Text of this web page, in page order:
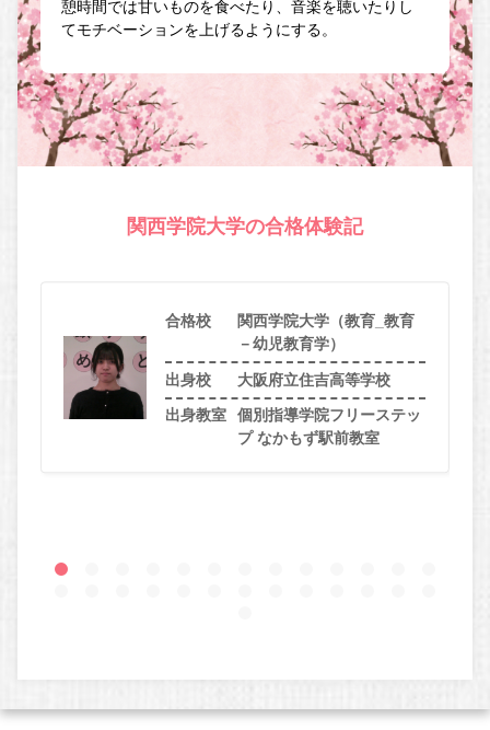
憩時間では甘いものを食べたり、音楽を聴いたりし
てモチベーションを上げるようにする。
関西学院大学の合格体験記
合格校
関西学院大学（教育_教育
－幼児教育学）
出身校 大阪府立住吉高等学校
出身教室
個別指導学院フリーステッ
プ なかもず駅前教室